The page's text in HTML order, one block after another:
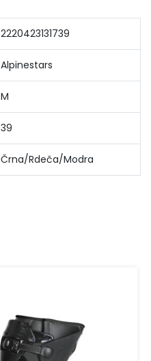
2220423131739
Alpinestars
M
39
Črna/Rdeča/Modra